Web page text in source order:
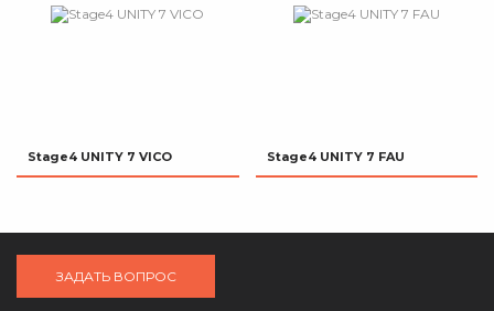
Stage4 UNITY 7 VICO Stage4 UNITY 7 FAU
ЗАДАТЬ ВОПРОС